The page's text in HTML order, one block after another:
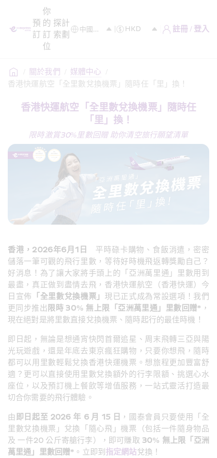
預
訂
你
的
訂
位
探
索
計
劃
註冊 / 登入
/ 關於我們 / 媒體中心 /
香港快運航空「全里數兌換機票」隨時任「里」換！
香港快運航空「全里數兌換機票」隨時任
「里」換！
限時激賞30%里數回贈 助你清空旅行願望清單
香港，2026年6月1日
平時碌卡購物、食飯消遣，密密
儲落一筆可觀的飛行里數，等待好時機飛返轉獎勵自己？
好消息！為了讓大家將手頭上的「亞洲萬里通」里數用到
最盡，真正做到盡情去飛，香港快運航空（香港快運）今
日宣佈 「全里數兌換機票」 現已正式成為常設選項！我們
更同步推出 限時 30% 無上限「亞洲萬里通」里數回贈* ，
現在絕對是將里數直接兌換機票、隨時起行的最佳時機！
即日起，無論是想通宵快閃首爾追星、周末飛轉三亞與陽
光玩遊戲，還是年底去東京瘋狂購物，只要你想飛，隨時
都可以用里數輕鬆兌換香港快運機票。想旅程更加豐富舒
適？更可以直接使用里數兌換額外的行李限額、挑選心水
座位，以及預訂機上餐飲等增值服務，一站式靈活打造最
切合你需要的飛行體驗。
由 即日起至 2026 年 6 月 15 日 ，國泰會員只要使用「全
里數兌換機票」兌換「隨心飛」機票（包括一件隨身物品
及 一件20 公斤寄艙行李），即可賺取 30% 無上限「亞洲
萬里通」里數回贈* 。立即到 指定網站兌換！